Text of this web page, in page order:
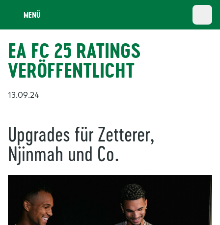
MENÜ
EA FC 25 RATINGS
VERÖFFENTLICHT
13.09.24
Upgrades für Zetterer,
Njinmah und Co.